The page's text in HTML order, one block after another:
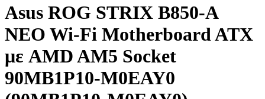
Asus ROG STRIX B850-A
NEO Wi-Fi Motherboard ATX
με AMD AM5 Socket
90MB1P10-M0EAY0